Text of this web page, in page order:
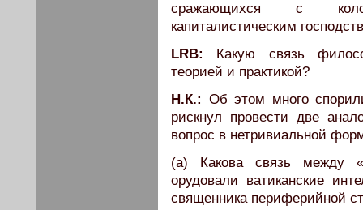
сражающихся с
капиталистическим
LRB:
Какую связь
теорией и практикой?
Н.К.: Об этом много
рискнул провести две
вопрос в нетривиальной
(а) Какова связь между
орудовали ватиканские
священника периферийной